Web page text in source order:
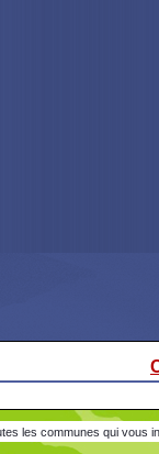
les communes qui vous